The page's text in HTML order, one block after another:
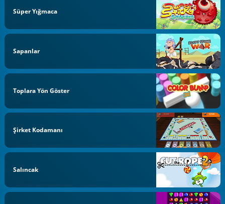
Süper Yığmaca
Sapanlar
Toplara Yön Göster
Şirket Kodamanı
Salıncak